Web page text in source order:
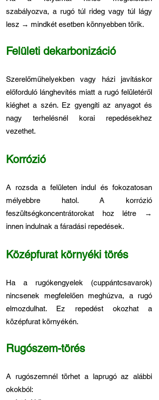
szabályozva, a rugó túl rideg vagy túl lágy
lesz → mindkét esetben könnyebben törik.
Felületi dekarbonizáció
Szerelőműhelyekben vagy házi javításkor
előforduló lánghevítés miatt a rugó felületéről
kiéghet a szén. Ez gyengíti az anyagot és
nagy terhelésnél korai repedésekhez
vezethet.
Korrózió
A rozsda a felületen indul és fokozatosan
mélyebbre hatol. A korrózió
feszültségkoncentrátorokat hoz létre →
innen indulnak a fáradási repedések.
Középfurat környéki törés
Ha a rugókengyelek (cuppántcsavarok)
nincsenek megfelelően meghúzva, a rugó
elmozdulhat. Ez repedést okozhat a
középfurat környékén.
Rugószem-törés
A rugószemnél törhet a laprugó az alábbi
okokból: